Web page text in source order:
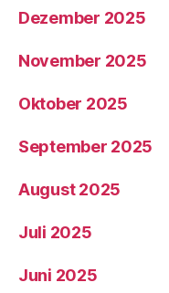
Dezember 2025
November 2025
Oktober 2025
September 2025
August 2025
Juli 2025
Juni 2025